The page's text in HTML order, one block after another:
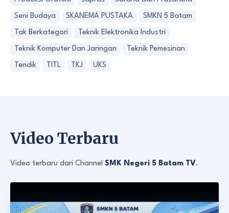
Seni Budaya SKANEMA PUSTAKA SMKN 5 Batam
Tak Berkategori Teknik Elektronika Industri
Teknik Komputer Dan Jaringan Teknik Pemesinan
Tendik TITL TKJ UKS
Video Terbaru
Video terbaru dari Channel SMK Negeri 5 Batam TV.